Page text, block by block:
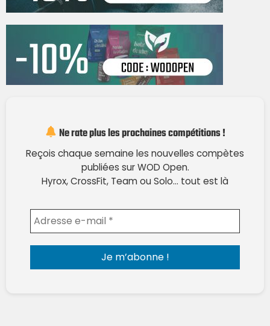
Ne rate plus les prochaines compétitions !
Reçois chaque semaine les nouvelles compètes
publiées sur WOD Open.
Hyrox, CrossFit, Team ou Solo… tout est là